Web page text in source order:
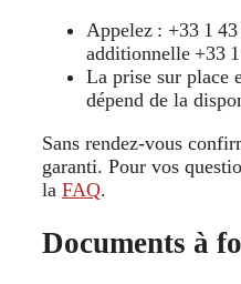
Appelez : +33 1
additionnelle +33
La prise sur place
dépend de la
Sans rendez-vous
garanti. Pour vos
la FAQ.
Documents à